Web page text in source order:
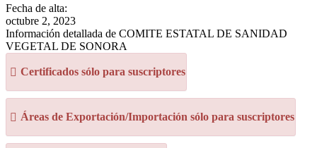
Fecha de alta:
octubre 2, 2023
Información detallada de COMITE ESTATAL DE SANIDAD
VEGETAL DE SONORA
Certificados sólo para suscriptores
Áreas de Exportación/Importación sólo para suscriptores